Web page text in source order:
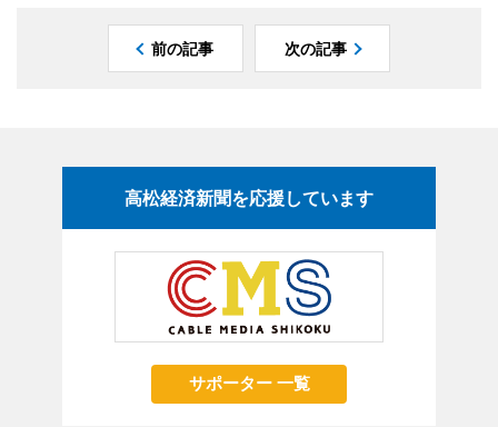
前の記事 次の記事
高松経済新聞を応援しています
サポーター 一覧